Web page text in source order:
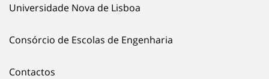
Universidade Nova de Lisboa
Consórcio de Escolas de Engenharia
Contactos